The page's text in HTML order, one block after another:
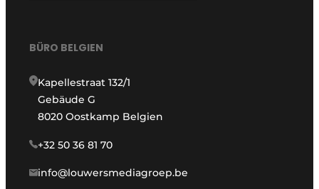
BÜRO BELGIEN
Kapellestraat 132/1
Gebäude G
8020 Oostkamp Belgien
+32 50 36 81 70
info@louwersmediagroep.be